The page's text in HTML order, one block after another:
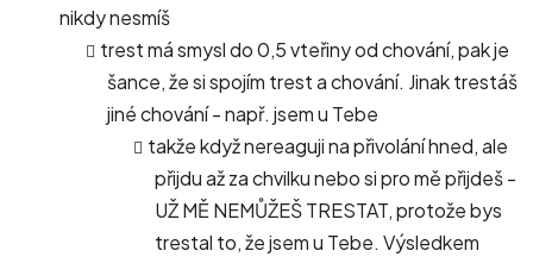
nikdy nesmíš
trest má smysl do 0,5 vteřiny od chování, pak je
šance, že si spojím trest a chování. Jinak trestáš
jiné chování - např. jsem u Tebe
takže když nereaguji na přivolání hned, ale
přijdu až za chvilku nebo si pro mě přijdeš -
UŽ MĚ NEMŮŽEŠ TRESTAT, protože bys
trestal to, že jsem u Tebe. Výsledkem